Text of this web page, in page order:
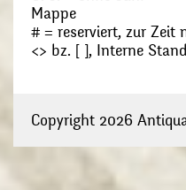
Mappe
# = reserviert, zur Zeit
<> bz. [ ], Interne
Copyright 2026